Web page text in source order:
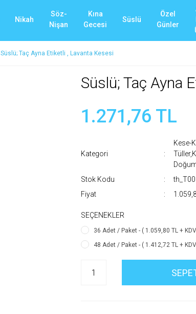
Nikah
Söz-
Nişan
Kına
Gecesi
Süslü
Özel
Günler
Süslü; Taç Ayna Etiketli , Lavanta Kesesi
Süslü; Taç Ayna
1.271,76 TL
Kategori
Kese-
Stok Kodu
Fiyat
SEÇENEKLER
36 Adet / Paket - ( 1.059,80 TL +
48 Adet / Paket - ( 1.412,72 TL +